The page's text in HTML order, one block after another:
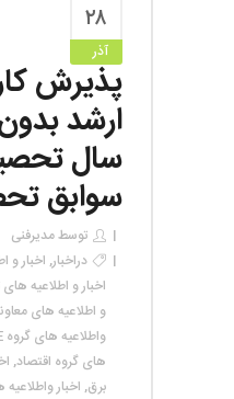
۲۸
آذر
پذیرش
ارشد
سوابق
توسطمدیرفنی
دراخبار, اخبار و
اخبار و اطلاعیه
و اطلاعیه های
واطلاعیه های گروه HSE
های گروه اقتصاد,
برق, اخبار